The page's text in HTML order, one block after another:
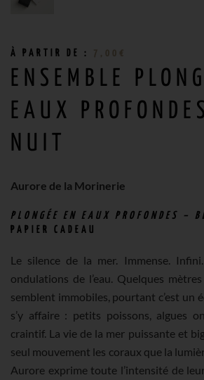
À PARTIR DE : 7,00 €
ENSEMBLE
EAUX
NUIT
Aurore de la Morinerie
PLONGÉE EN EAUX PROFONDES –
PAPIER CADEAU
Le silence de la mer. Immense.
ondulations de l’eau. Quelques
semblent immobiles, pourtant c’est un
s’y affaire : petits poissons, algues
craintif. La vie de la mer puissante et
seul mouvement les coraux que la
Aurore exprime toute l’intensité de